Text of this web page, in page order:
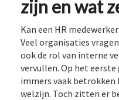
zijn en wat
Kan een HR
Veel organisaties
ook de rol van interne
vervullen. Op het
immers vaak betrokken
welzijn. Toch zitten er